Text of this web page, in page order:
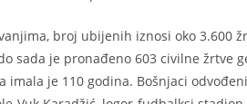
broj ubijenih iznosi oko 3.600
sada je pronađeno 603 civilne žrtve
imala je 110 godina. Bošnjaci